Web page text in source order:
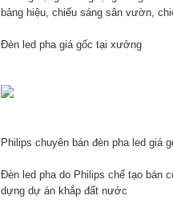
bảng hiệu, chiếu sáng sân vườn,
Đèn led pha giá gốc tại xưởng
Philips chuyên bán đèn pha led giá
Đèn led pha do Philips chế tạo bán
dựng dự án khắp đất nước